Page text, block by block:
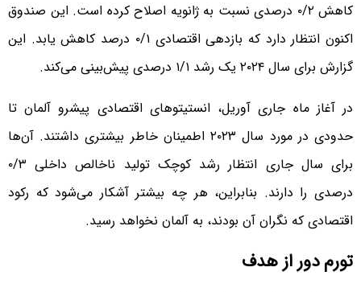
کاهش ۰/۲ درصدی نسبت به ژانویه اصلاح کرده است. این صندوق
اکنون انتظار دارد که بازدهی اقتصادی ۰/۱ درصد کاهش یابد. این
گزارش برای سال ۲۰۲۴ یک رشد ۱/۱ درصدی پیش‌بینی می‌کند.
در آغاز ماه جاری آوریل، انستیتوهای اقتصادی پیشرو آلمان تا
حدودی در مورد سال ۲۰۲۳ اطمینان خاطر بیشتری داشتند. آن‌ها
برای سال جاری انتظار رشد کوچک تولید ناخالص داخلی ۰/۳
درصدی را دارند. بنابراین، هر چه بیشتر آشکار می‌شود که رکود
اقتصادی که نگران آن بودند، به آلمان نخواهد رسید.
تورم دور از هدف